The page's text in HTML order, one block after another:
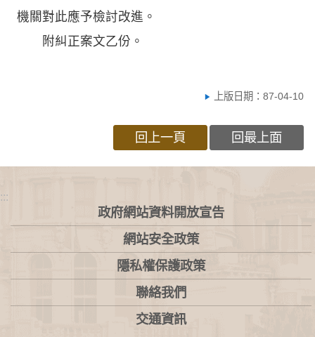
機關對此應予檢討改進。
附糾正案文乙份。
上版日期：87-04-10
回上一頁 回最上面
:::
政府網站資料開放宣告
網站安全政策
隱私權保護政策
聯絡我們
交通資訊